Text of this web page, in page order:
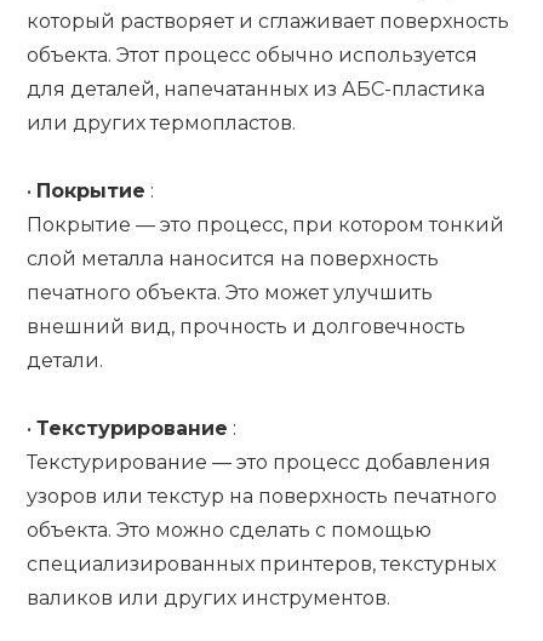
который растворяет и сглаживает поверхность
объекта. Этот процесс обычно используется
для деталей, напечатанных из АБС-пластика
или других термопластов.
• Покрытие :
Покрытие — это процесс, при котором тонкий
слой металла наносится на поверхность
печатного объекта. Это может улучшить
внешний вид, прочность и долговечность
детали.
•Текстурирование :
Текстурирование — это процесс добавления
узоров или текстур на поверхность печатного
объекта. Это можно сделать с помощью
специализированных принтеров, текстурных
валиков или других инструментов.